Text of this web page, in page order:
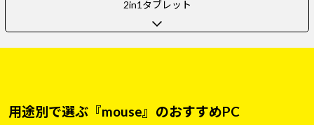
2in1タブレット
用途別で選ぶ『mouse』のおすすめPC